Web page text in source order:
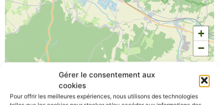
Gérer le consentement aux
cookies
Pour offrir les meilleures expériences, nous utilisons des technologies
+
−